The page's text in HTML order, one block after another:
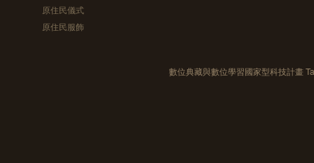
原住民儀式
原住民服飾
數位典藏與數位學習國家型科技計畫